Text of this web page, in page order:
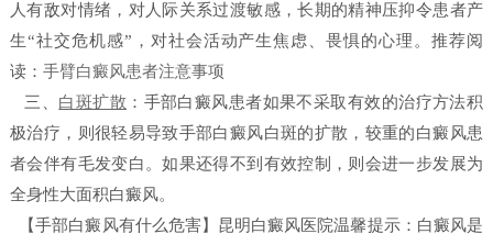
人有敌对情绪，对人际关系过渡敏感，长期的精神压抑令患者产
生“社交危机感”，对社会活动产生焦虑、畏惧的心理。 推荐阅
读：手臂白癜风患者注意事项
三、 白斑扩散 ：手部白癜风患者如果不采取有效的治疗方法积
极治疗，则很轻易导致手部白癜风白斑的扩散，较重的白癜风患
者会伴有毛发变白。如果还得不到有效控制，则会进一步发展为
全身性大面积白癜风。
【手部白癜风有什么危害】昆明白癜风医院温馨提示：白癜风是